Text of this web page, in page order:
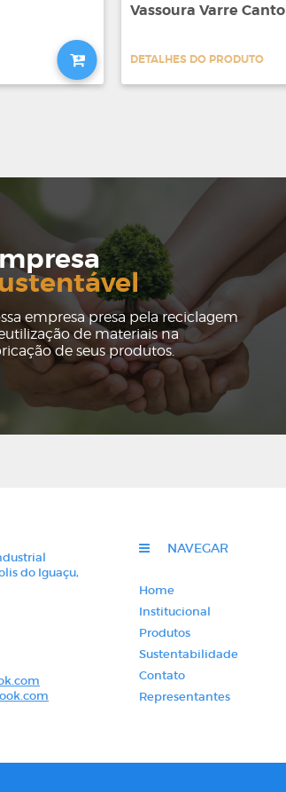
Vassoura Varre Canto
DETALHES DO PRODUTO
empresa presa pela reciclagem
de materiais na
de seus produtos.
do Iguaçu,
NAVEGAR
Home
Institucional
Produtos
Sustentabilidade
Contato
Representantes